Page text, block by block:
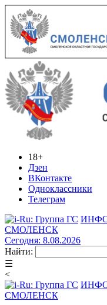
18+
Дзен
ВКонтакте
Одноклассники
Телеграм
СМОЛЕНСК
Сегодня: 8.08.2026
Найти:
☰
<
СМОЛЕНСК